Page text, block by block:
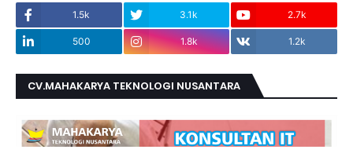
1.5k 3.1k 2.7k
500 1.8k 1.2k
CV.MAHAKARYA TEKNOLOGI NUSANTARA